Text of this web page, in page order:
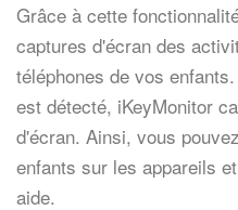
Grâce à cette
captures d'écran des
téléphones de vos
est détecté, iKeyMonitor
d'écran. Ainsi, vous
enfants sur les appareils
aide.